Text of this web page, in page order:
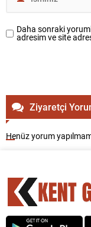
Daha sonraki
adresim ve site
Ziyaretçi
Henüz yorum